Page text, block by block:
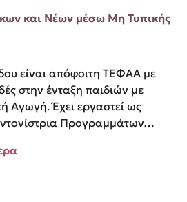
και Νέων μέσω Μη Τυπικής
είναι απόφοιτη ΤΕΦΑΑ με
στην ένταξη παιδιών με
Αγωγή. Έχει εργαστεί ως
Προγραμμάτων…